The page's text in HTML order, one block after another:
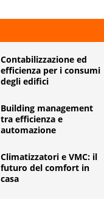
Contabilizzazione ed
efficienza per i consumi
degli edifici
Building management
tra efficienza e
automazione
Climatizzatori e VMC: il
futuro del comfort in
casa